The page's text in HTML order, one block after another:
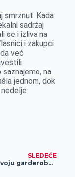
smrznut. Kada
sadržaj
se i izliva na
i zakupci
već
saznajemo, na
jednom, dok
SLEDEĆE
Obojite svoju garderobu u prolećne boje